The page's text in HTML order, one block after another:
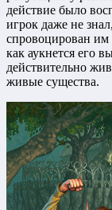
действие было
игрок даже не
спровоцирован им
как аукнется его
действительно
живые существа.